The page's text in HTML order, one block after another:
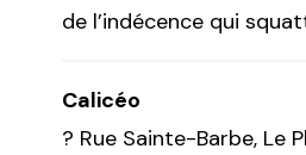
de l’indécence qui
Calicéo
? Rue Sainte-Barbe, Le